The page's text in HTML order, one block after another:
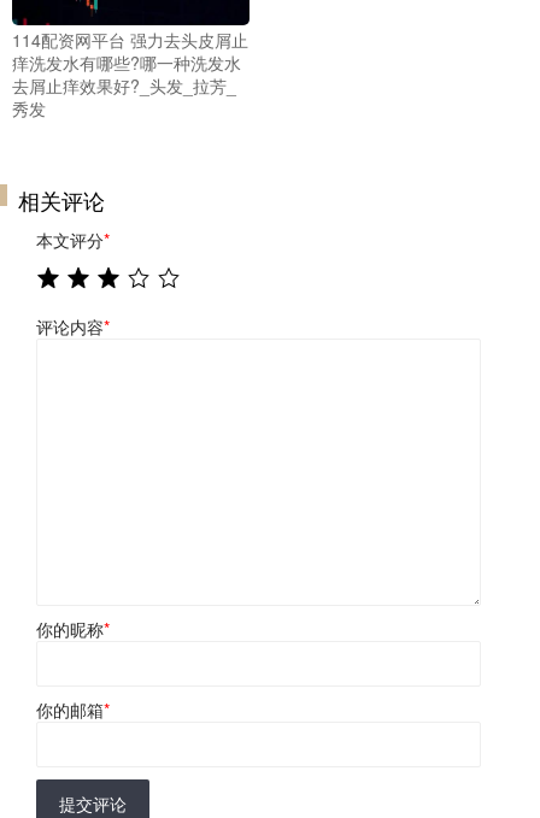
114配资网平台 强力去头皮屑止
痒洗发水有哪些?哪一种洗发水
去屑止痒效果好?_头发_拉芳_
秀发
相关评论
本文评分*
评论内容*
你的昵称*
你的邮箱*
提交评论